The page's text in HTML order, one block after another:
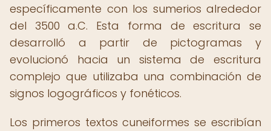
específicamente con los sumerios alrededor
del 3500 a.C. Esta forma de escritura se
desarrolló a partir de pictogramas y
evolucionó hacia un sistema de escritura
complejo que utilizaba una combinación de
signos logográficos y fonéticos.
Los primeros textos cuneiformes se escribían